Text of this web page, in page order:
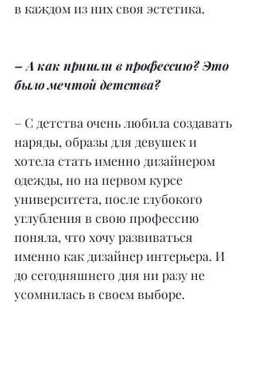
в каждом из них своя эстетика.
– А как пришли в профессию? Это
было мечтой детства?
– С детства очень любила создавать
наряды, образы для девушек и
хотела стать именно дизайнером
одежды, но на первом курсе
университета, после глубокого
углубления в свою профессию
поняла, что хочу развиваться
именно как дизайнер интерьера. И
до сегодняшнего дня ни разу не
усомнилась в своем выборе.